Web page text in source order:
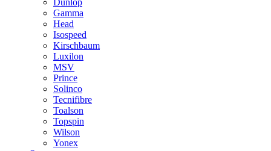
Dunlop
Gamma
Head
Isospeed
Kirschbaum
Luxilon
MSV
Prince
Solinco
Tecnifibre
Toalson
Topspin
Wilson
Yonex